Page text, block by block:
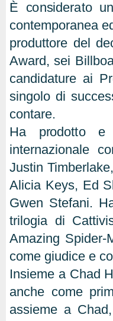
È considerato
contemporanea
produttore del
Award, sei
candidature ai
singolo di
contare.
Ha prodotto e
internazionale
Justin
Alicia Keys, Ed
Gwen Stefani.
trilogia di
Amazing
come giudice e
Insieme a Chad
anche come
assieme a